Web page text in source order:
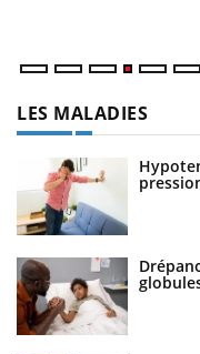
LES MALADIES